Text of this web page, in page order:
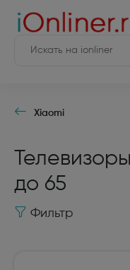
Xiaomi
до 65
Фильтр